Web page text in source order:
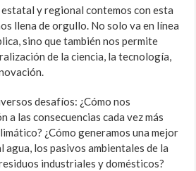
y regional contemos con esta
llena de orgullo. No solo va en línea
sino que también nos permite
de la ciencia, la tecnología,
desafíos: ¿Cómo nos
a las consecuencias cada vez más
¿Cómo generamos una mejor
agua, los pasivos ambientales de la
industriales y domésticos?